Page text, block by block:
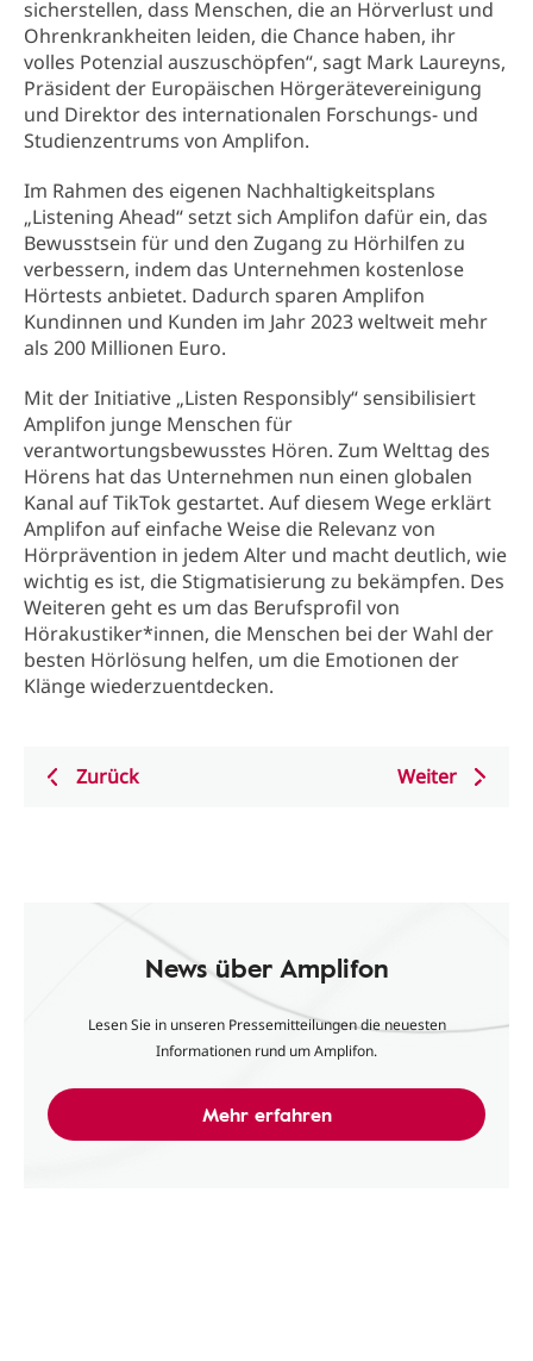
sicherstellen, dass Menschen, die an Hörverlust und
Ohrenkrankheiten leiden, die Chance haben, ihr
volles Potenzial auszuschöpfen“, sagt Mark Laureyns,
Präsident der Europäischen Hörgerätevereinigung
und Direktor des internationalen Forschungs- und
Studienzentrums von Amplifon.
Im Rahmen des eigenen Nachhaltigkeitsplans
„Listening Ahead“ setzt sich Amplifon dafür ein, das
Bewusstsein für und den Zugang zu Hörhilfen zu
verbessern, indem das Unternehmen kostenlose
Hörtests anbietet. Dadurch sparen Amplifon
Kundinnen und Kunden im Jahr 2023 weltweit mehr
als 200 Millionen Euro.
Mit der Initiative „Listen Responsibly“ sensibilisiert
Amplifon junge Menschen für
verantwortungsbewusstes Hören. Zum Welttag des
Hörens hat das Unternehmen nun einen globalen
Kanal auf TikTok gestartet. Auf diesem Wege erklärt
Amplifon auf einfache Weise die Relevanz von
Hörprävention in jedem Alter und macht deutlich, wie
wichtig es ist, die Stigmatisierung zu bekämpfen. Des
Weiteren geht es um das Berufsprofil von
Hörakustiker*innen, die Menschen bei der Wahl der
besten Hörlösung helfen, um die Emotionen der
Klänge wiederzuentdecken.
Zurück Weiter
News über Amplifon
Lesen Sie in unseren Pressemitteilungen die neuesten
Informationen rund um Amplifon.
Mehr erfahren